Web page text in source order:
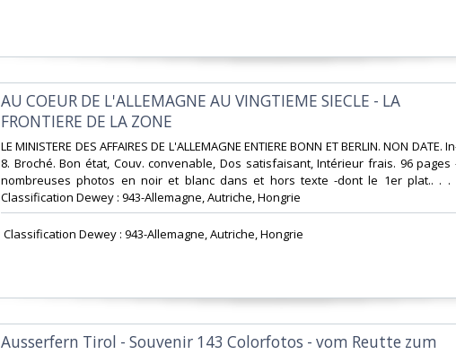
‎AU COEUR DE L'ALLEMAGNE AU VINGTIEME SIECLE - LA
FRONTIERE DE LA ZONE‎
‎LE MINISTERE DES AFFAIRES DE L'ALLEMAGNE ENTIERE BONN ET BERLIN. NON DATE.
8. Broché. Bon état, Couv. convenable, Dos satisfaisant, Intérieur frais. 96 pages
nombreuses photos en noir et blanc dans et hors texte -dont le 1er plat.. . .
Classification Dewey : 943-Allemagne, Autriche, Hongrie‎
‎ Classification Dewey : 943-Allemagne, Autriche, Hongrie‎
‎Ausserfern Tirol - Souvenir 143 Colorfotos - vom Reutte zum